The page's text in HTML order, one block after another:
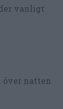
vanligt
över natten